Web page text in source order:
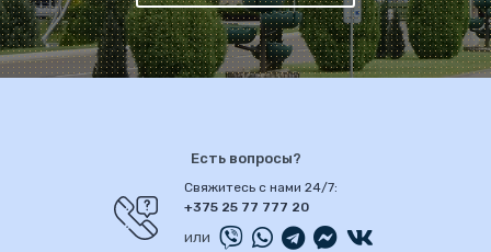
Есть вопросы?
Свяжитесь с нами 24/7:
+375 25 77 777 20
или